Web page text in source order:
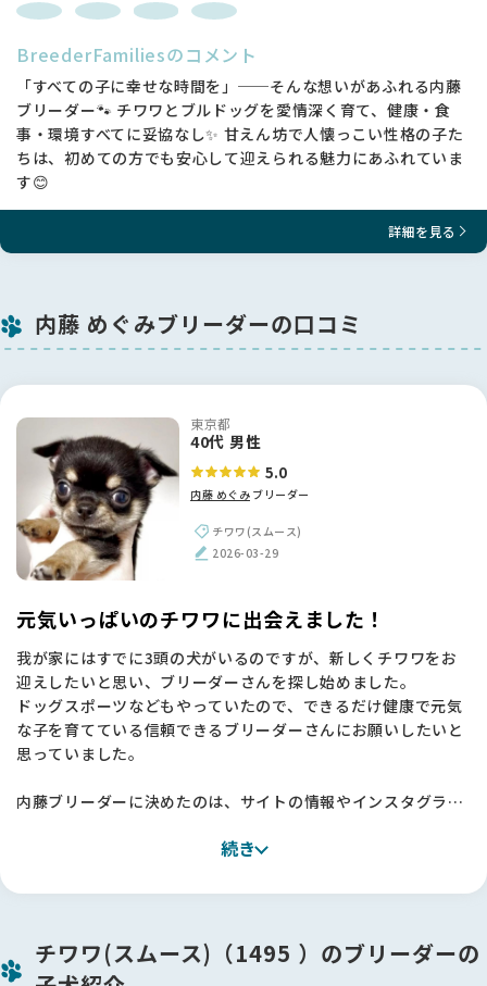
BreederFamiliesのコメント
「すべての子に幸せな時間を」──そんな想いがあふれる内藤
ブリーダー🐾 チワワとブルドッグを愛情深く育て、健康・食
事・環境すべてに妥協なし✨ 甘えん坊で人懐っこい性格の子た
ちは、初めての方でも安心して迎えられる魅力にあふれていま
す😊
詳細を見る
内藤 めぐみブリーダーの口コミ
東京都
40代 男性
5.0
内藤 めぐみ ブリーダー
チワワ(スムース)
2026-03-29
元気いっぱいのチワワに出会えました！
我が家にはすでに3頭の犬がいるのですが、新しくチワワをお
迎えしたいと思い、ブリーダーさんを探し始めました。
ドッグスポーツなどもやっていたので、できるだけ健康で元気
な子を育てている信頼できるブリーダーさんにお願いしたいと
思っていました。
内藤ブリーダーに決めたのは、サイトの情報やインスタグラム
実際にお会いしてみると、本当に丁寧にブリーディングをされ
そして犬を心から大事にされているのが伝わってきて、安心し
お迎えした子はすごく元気で、毎日楽しく過ごしています ✨
続き
チワワ(スムース)（1495 ）のブリーダーの